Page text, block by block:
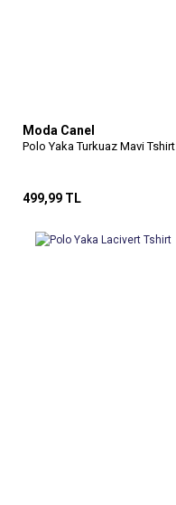
Moda Canel
Polo Yaka Turkuaz Mavi Tshirt
499,99 TL